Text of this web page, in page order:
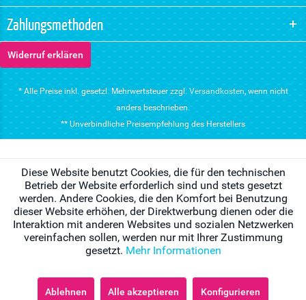
Zahlungsmethoden
Widerruf erklären
* Alle Preise inkl. gesetzl. Mehrwertsteuer zzgl. Versandkosten, wenn nicht
anders beschrieben.
** Unverbindliche Preisempfehlung des Herstellers
Diese Website benutzt Cookies, die für den technischen
Betrieb der Website erforderlich sind und stets gesetzt
werden. Andere Cookies, die den Komfort bei Benutzung
dieser Website erhöhen, der Direktwerbung dienen oder die
Interaktion mit anderen Websites und sozialen Netzwerken
vereinfachen sollen, werden nur mit Ihrer Zustimmung
gesetzt. Mehr Informationen
Ablehnen Alle akzeptieren Konfigurieren